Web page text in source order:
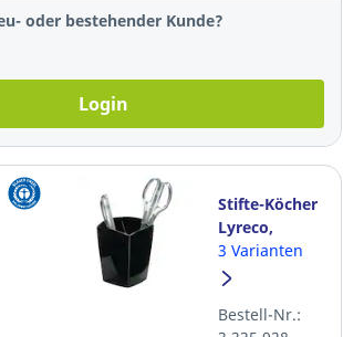
oder bestehender Kunde?
Login
Stifte-Köcher
Lyreco,
9.5x7.4 cm,
schwarz
3 Varianten
Bestell-Nr.: